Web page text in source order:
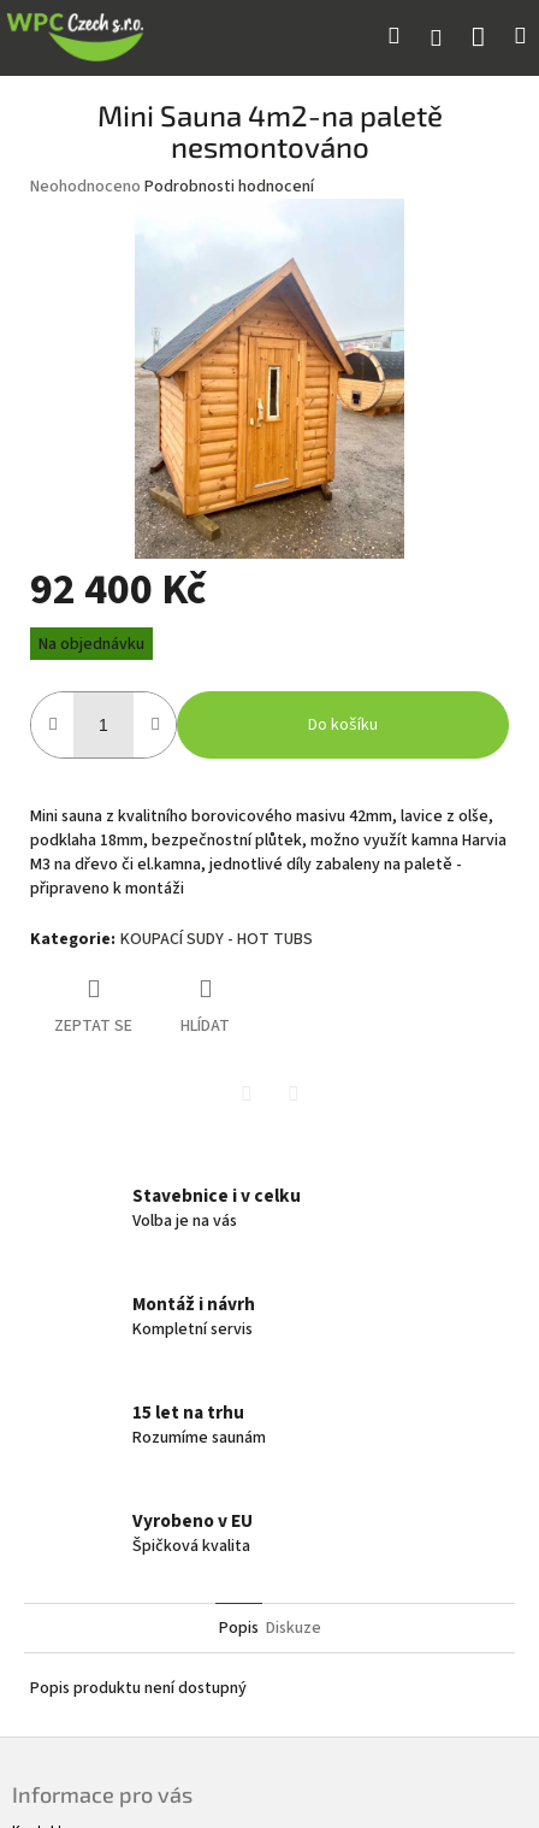
Přejít
na
Hledat Přihlášení
Mini Sauna 4m2-na paletě
nesmontováno
Průměrné
Neohodnoceno Podrobnosti hodnocení
92 400 Kč
Měrná
cena:
Na objednávku
Do košíku
Mini sauna z kvalitního borovicového masivu 42mm, lavice z olše,
podklaha 18mm, bezpečnostní plůtek, možno využít kamna Harvia
M3 na dřevo či el.kamna, jednotlivé díly zabaleny na paletě -
připraveno k montáži
Kategorie: KOUPACÍ SUDY - HOT TUBS
ZEPTAT SE HLÍDAT
Stavebnice i v celku
Volba je na vás
Montáž i návrh
Kompletní servis
15 let na trhu
Rozumíme saunám
Vyrobeno v EU
Špičková kvalita
Popis Diskuze
Popis produktu není dostupný
Informace pro vás